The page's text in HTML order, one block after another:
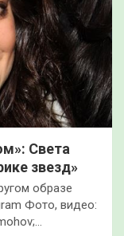
Света
звезд»
образе
Фото, видео: